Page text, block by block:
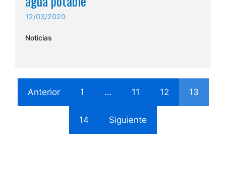
12/03/2020
Noticias
Anterior 1 … 11 12 13
14 Siguiente